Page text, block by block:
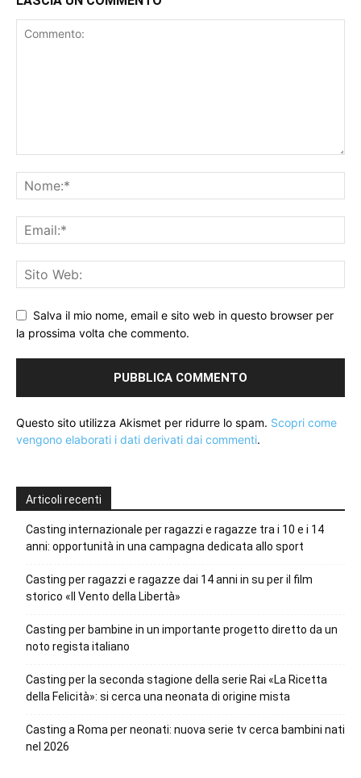
Salva il mio nome, email e sito web in questo browser per
la prossima volta che commento.
Questo sito utilizza Akismet per ridurre lo spam. Scopri come
vengono elaborati i dati derivati dai commenti.
Articoli recenti
Casting internazionale per ragazzi e ragazze tra i 10 e i 14
anni: opportunità in una campagna dedicata allo sport
Casting per ragazzi e ragazze dai 14 anni in su per il film
storico «Il Vento della Libertà»
Casting per bambine in un importante progetto diretto da un
noto regista italiano
Casting per la seconda stagione della serie Rai «La Ricetta
della Felicità»: si cerca una neonata di origine mista
Casting a Roma per neonati: nuova serie tv cerca bambini nati
nel 2026